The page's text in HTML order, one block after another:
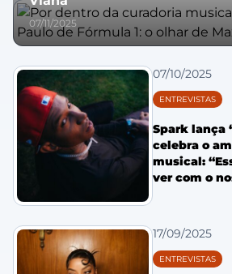
07/11/2025
07/10/2025
ENTREVISTAS
Spark lança
celebra o
musical:
ver com o
17/09/2025
ENTREVISTAS